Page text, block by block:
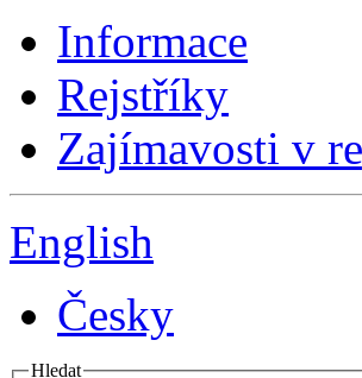
Informace
Rejstříky
Zajímavosti v
English
Česky
Hledat